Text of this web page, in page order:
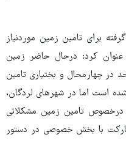
برای تامین زمین موردنیاز
کرد: درحال حاضر زمین
ساخت حدود ۲۷ هزار واحد در چهارمحال و بختیاری تامین
است اما در شهرهای لردگان،
درخصوص تامین زمین مشکلاتی
با بخش خصوصی در دستور